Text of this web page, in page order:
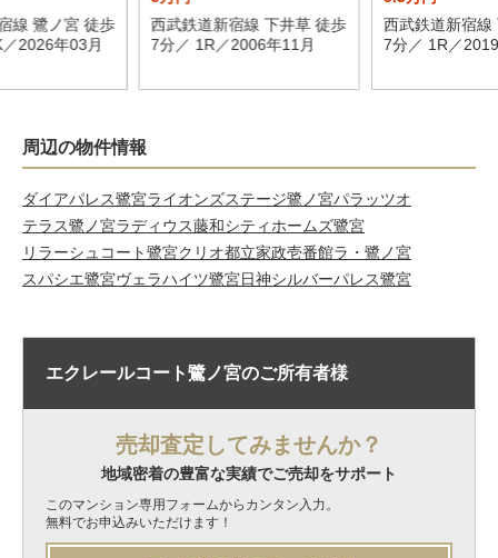
線 鷺ノ宮 徒歩
2026年03月
西武鉄道新宿線 下井草 徒歩
7分／ 1R／2006年11月
西武鉄道新宿線
7分／ 1R／
周辺の物件情報
ダイアパレス鷺宮ライオンズステージ鷺ノ宮パラッツオ
テラス鷺ノ宮ラディウス藤和シティホームズ鷺宮
リラーシュコート鷺宮クリオ都立家政壱番館ラ・鷺ノ宮
スパシエ鷺宮ヴェラハイツ鷺宮日神シルバーパレス鷺宮
エクレールコート鷺ノ宮のご所有者様
売却査定してみませんか？
地域密着の豊富な実績でご売却をサポート
このマンション専用フォームからカンタン入力。
無料でお申込みいただけます！